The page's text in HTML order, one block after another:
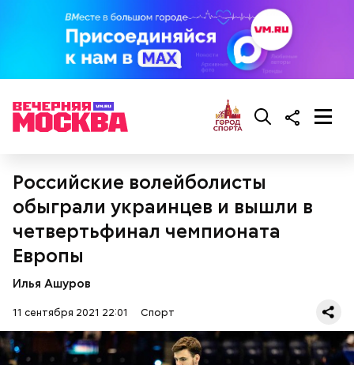
Российские волейболисты
обыграли украинцев и вышли в
четвертьфинал чемпионата
Европы
Илья Ашуров
11 сентября 2021 22:01 Спорт
Ранее глава государства прокомментировалидею
Путина, отмена лимита легионеров может
препятствовать попаданию российской сборной
на международные турниры.